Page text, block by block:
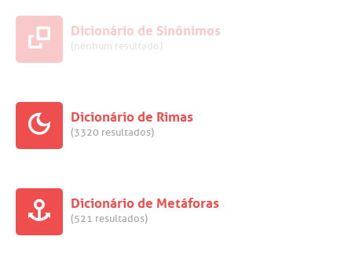
Dicionário de Sinônimos
(nenhum resultado)
Dicionário de Rimas
(3320 resultados)
Dicionário de Metáforas
(521 resultados)